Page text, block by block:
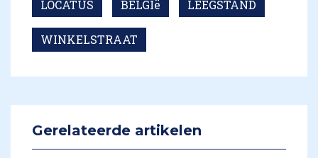
LOCATUS BELGIë LEEGSTAND
WINKELSTRAAT
Gerelateerde artikelen